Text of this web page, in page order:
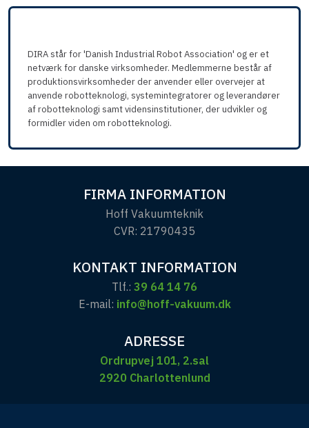
​DIRA står for 'Danish Industrial Robot Association' og er et
netværk for danske virksomheder. Medlemmerne består af
produktionsvirksomheder der anvender eller overvejer at
anvende robotteknologi, systemintegratorer og leverandører
af robotteknologi samt vidensinstitutioner, der udvikler og
formidler viden om robotteknologi.
​FIRMA INFORMATION​
​Hoff Vakuumteknik
CVR: 21790435
KONTAKT INFORMATION
Tlf.: 39 64 14 76
E-mail: info@hoff-vakuum.dk
ADRESSE
Ordrupvej 101, 2.sal
2920 Charlottenlund